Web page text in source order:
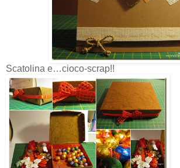
Scatolina e…cioco-scrap!!